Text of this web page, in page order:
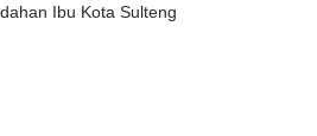
Ibu Kota Sulteng